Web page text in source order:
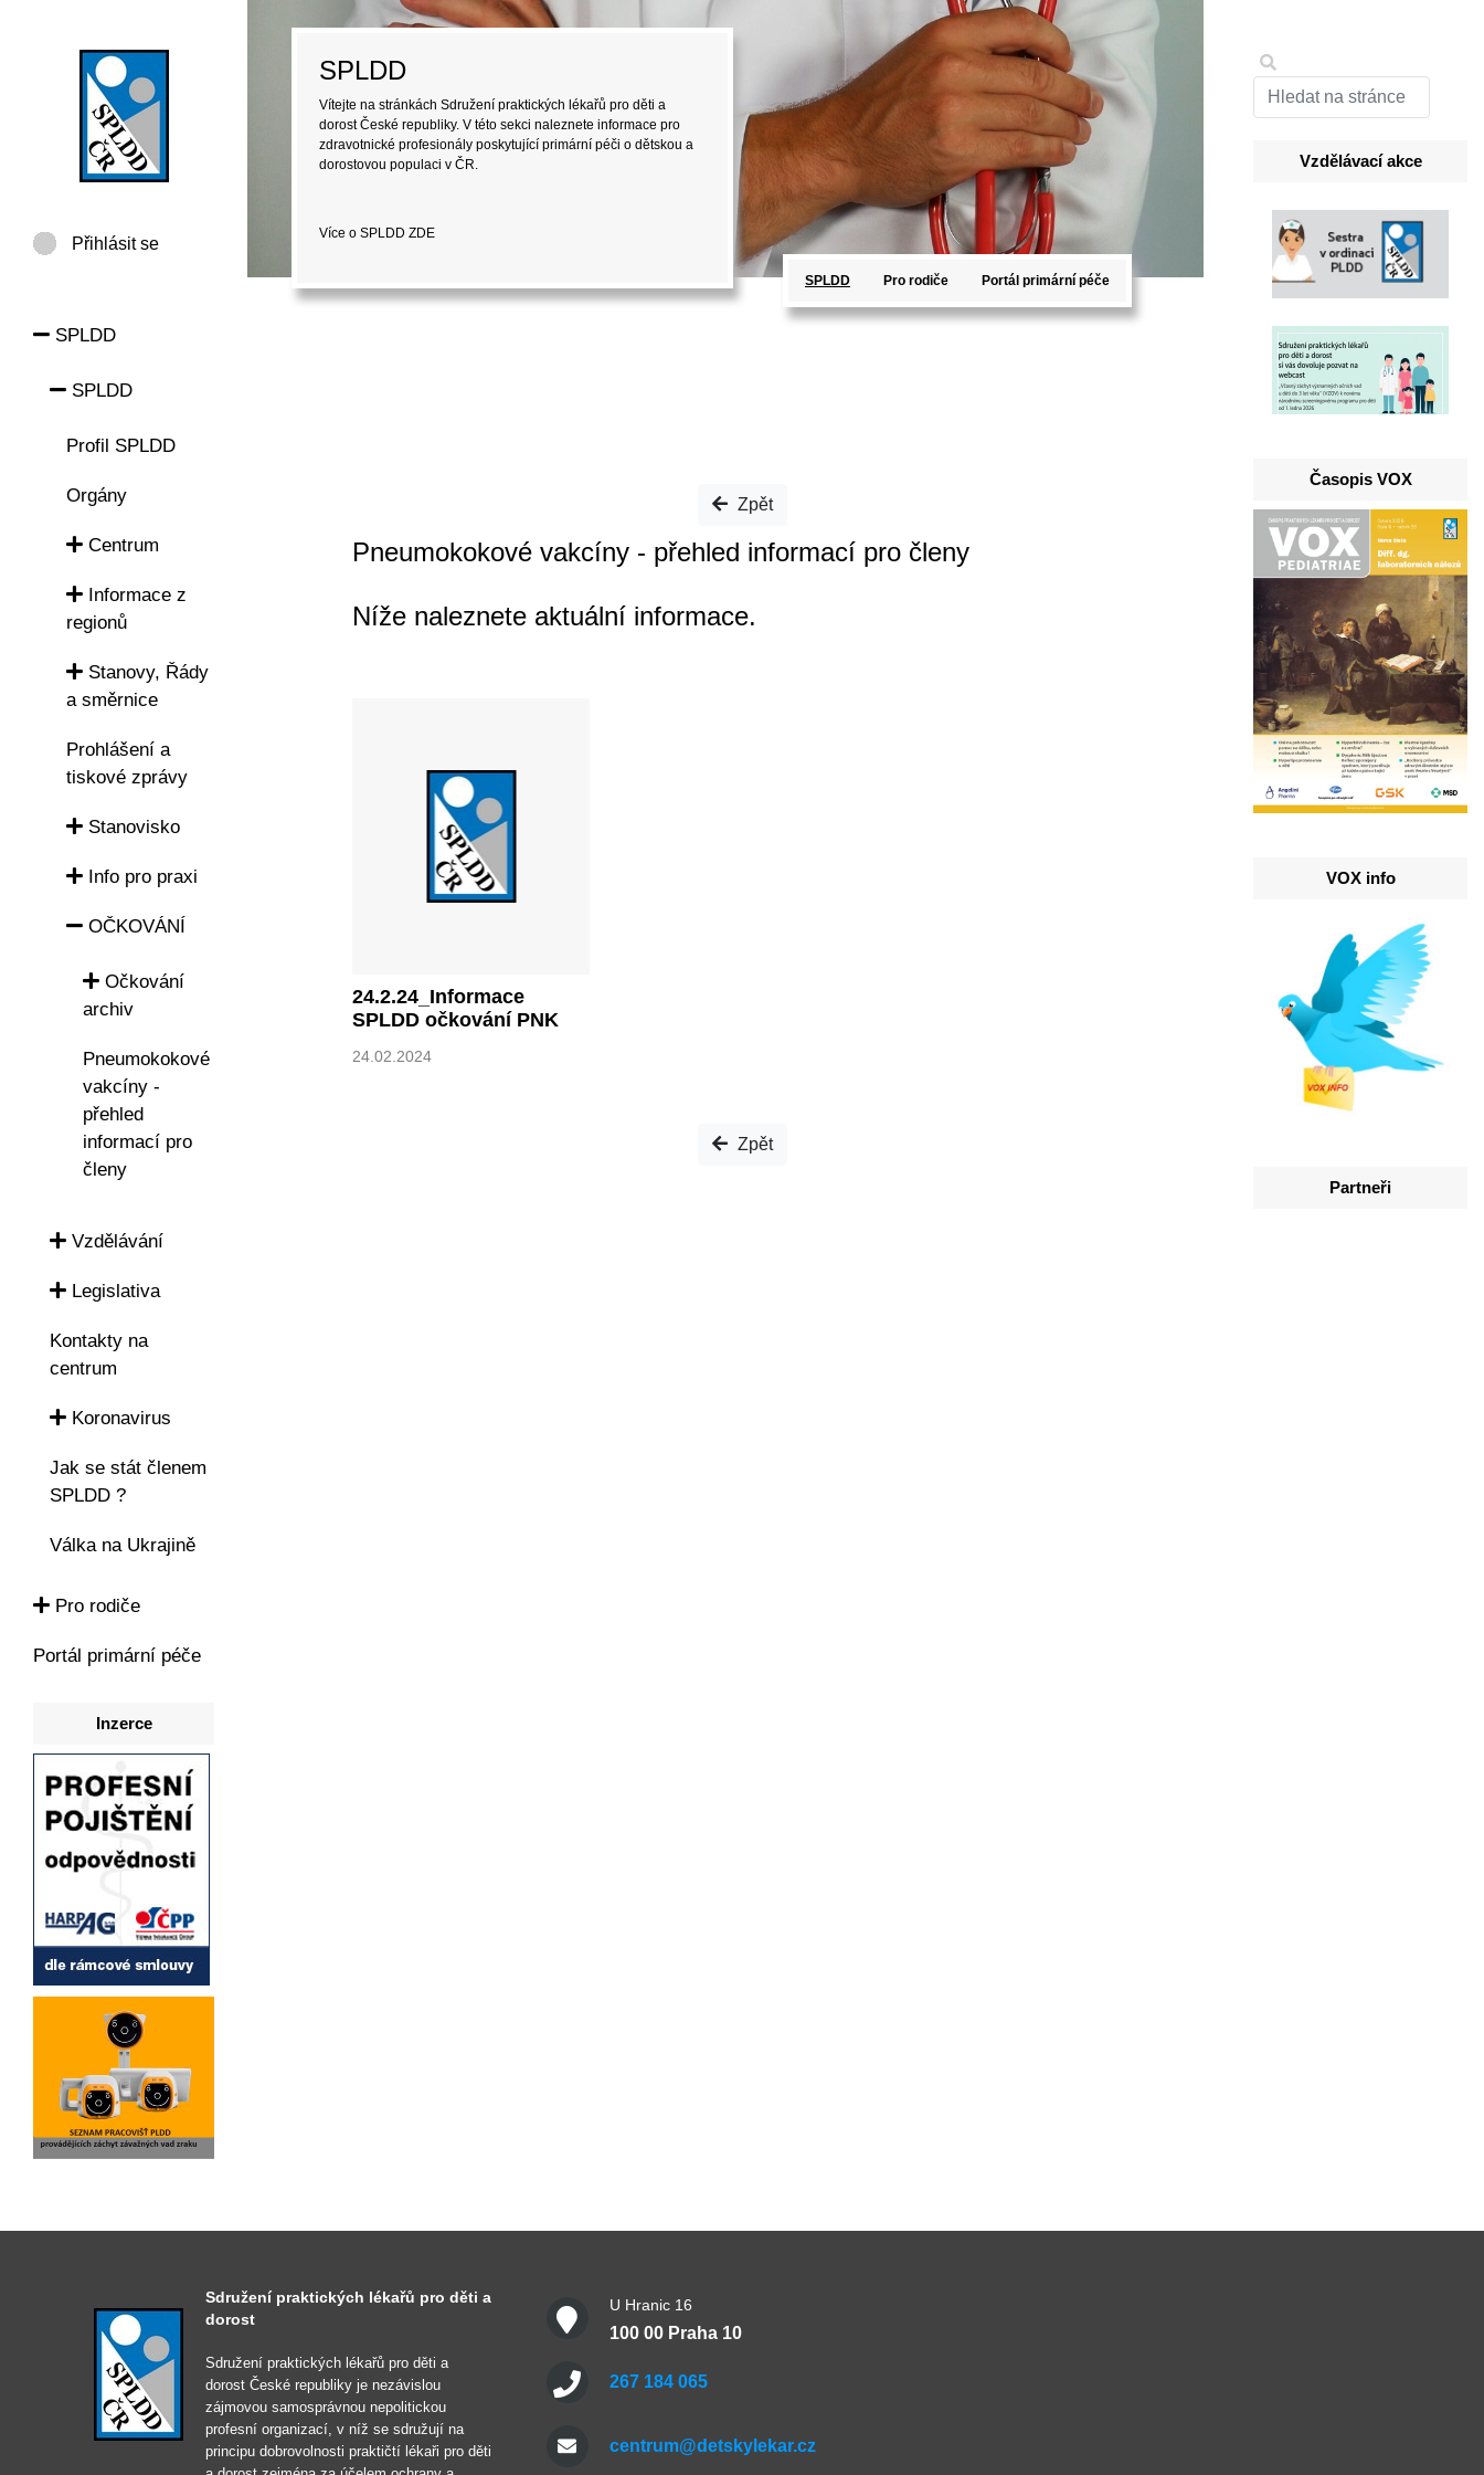
Přihlásit se
SPLDD
SPLDD
Profil SPLDD
Orgány
Centrum
Informace z
regionů
Stanovy, Řády
a směrnice
Prohlášení a
tiskové zprávy
Stanovisko
Info pro praxi
OČKOVÁNÍ
Očkování
archiv
Pneumokokové
vakcíny -
přehled
informací pro
členy
Vzdělávání
Legislativa
Kontakty na
centrum
Koronavirus
Jak se stát členem
SPLDD ?
Válka na Ukrajině
Pro rodiče
Portál primární péče
Inzerce
SPLDD
Vítejte na stránkách Sdružení praktických lékařů pro děti a
dorost České republiky. V této sekci naleznete informace pro
zdravotnické profesionály poskytující primární péči o dětskou a
dorostovou populaci v ČR.
Více o SPLDD ZDE
SPLDD Pro rodiče Portál primární péče
Zpět
Pneumokokové vakcíny - přehled informací pro členy
Níže naleznete aktuální informace.
24.2.24_Informace
SPLDD očkování PNK
24.02.2024
Zpět
Vzdělávací akce
Časopis VOX
VOX info
Partneři
Sdružení praktických lékařů pro děti a
dorost
Sdružení praktických lékařů pro děti a
dorost České republiky je nezávislou
zájmovou samosprávnou nepolitickou
profesní organizací, v níž se sdružují na
principu dobrovolnosti praktičtí lékaři pro děti
U Hranic 16
100 00 Praha 10
267 184 065
centrum@detskylekar.cz